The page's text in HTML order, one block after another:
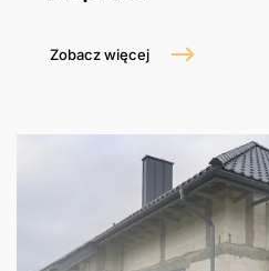
Zobacz więcej